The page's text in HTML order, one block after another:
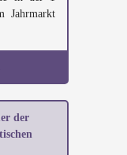
Jahrmarkt
der